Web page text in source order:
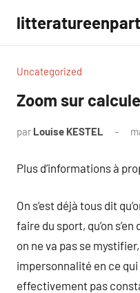
contenu
Uncategorized
Zoom sur
par Louise KESTEL
Plus d’informations à
On s’est déjà tous dit
faire du sport, qu’on
on ne va pas se
impersonnalité en ce
effectivement pas